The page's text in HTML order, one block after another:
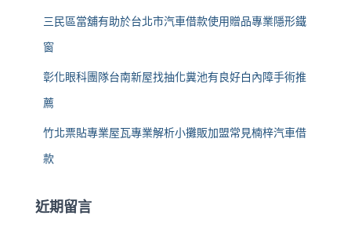
三民區當舖有助於台北市汽車借款使用贈品專業隱形鐵
窗
彰化眼科團隊台南新屋找抽化糞池有良好白內障手術推
薦
竹北票貼專業屋瓦專業解析小攤販加盟常見楠梓汽車借
款
近期留言